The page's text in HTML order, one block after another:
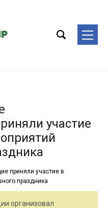
участие
организовал